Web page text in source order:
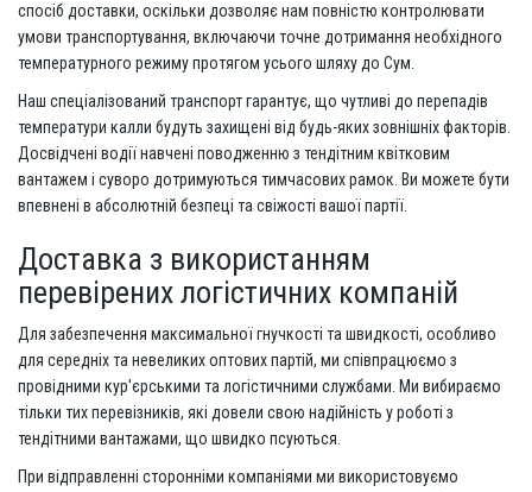
спосіб доставки, оскільки дозволяє нам повністю контролювати
умови транспортування, включаючи точне дотримання необхідного
температурного режиму протягом усього шляху до Сум.
Наш спеціалізований транспорт гарантує, що чутливі до перепадів
температури калли будуть захищені від будь-яких зовнішніх факторів.
Досвідчені водії навчені поводженню з тендітним квітковим
вантажем і суворо дотримуються тимчасових рамок. Ви можете бути
впевнені в абсолютній безпеці та свіжості вашої партії.
Доставка з використанням
перевірених логістичних компаній
Для забезпечення максимальної гнучкості та швидкості, особливо
для середніх та невеликих оптових партій, ми співпрацюємо з
провідними кур'єрськими та логістичними службами. Ми вибираємо
тільки тих перевізників, які довели свою надійність у роботі з
тендітними вантажами, що швидко псуються.
При відправленні сторонніми компаніями ми використовуємо